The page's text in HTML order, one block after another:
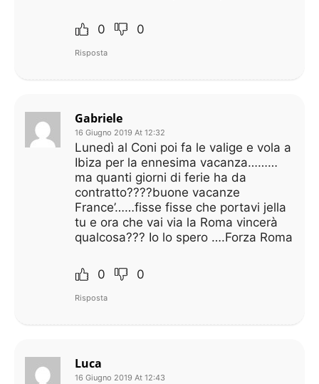
0 0
Risposta
Gabriele
16 Giugno 2019 At 12:32
Lunedì al Coni poi fa le valige e vola a
Ibiza per la ennesima vacanza………
ma quanti giorni di ferie ha da
contratto????buone vacanze
France’……fisse fisse che portavi jella
tu e ora che vai via la Roma vincerà
qualcosa??? Io lo spero ….Forza Roma
0 0
Risposta
Luca
16 Giugno 2019 At 12:43